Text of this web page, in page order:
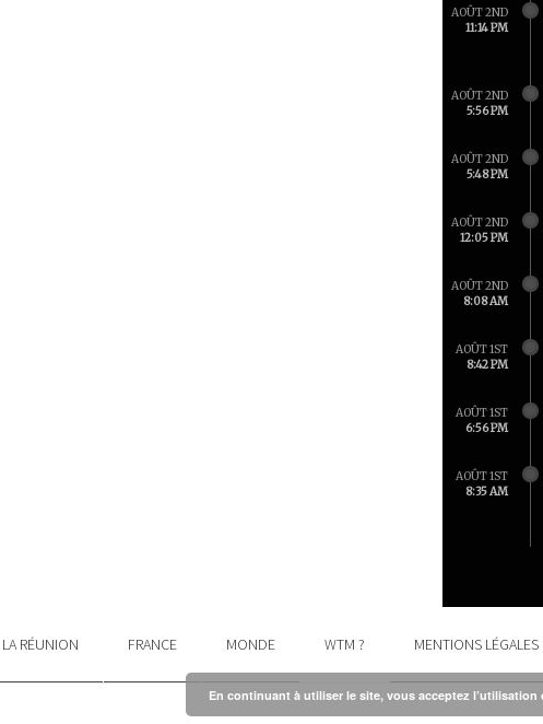
AOÛT 2ND
11:14 PM
AOÛT 2ND
5:56 PM
AOÛT 2ND
5:48 PM
AOÛT 2ND
12:05 PM
AOÛT 2ND
8:08 AM
AOÛT 1ST
8:42 PM
AOÛT 1ST
6:56 PM
AOÛT 1ST
8:35 AM
LA RÉUNION FRANCE MONDE WTM ? MENTIONS LÉGALES
En continuant à utiliser le site, vous acceptez l’utilisation